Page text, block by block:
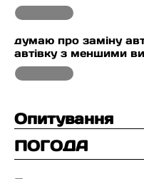
думаю про заміну
автівку з меншими
Опитування
ПОГОДА